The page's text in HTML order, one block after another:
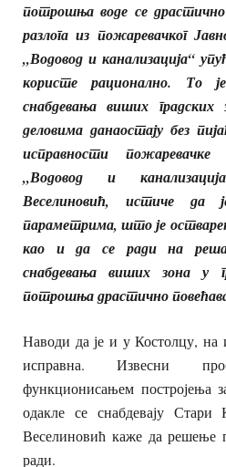
потрошња воде се
разлога из пожаревачког
„Водовод и канализација“
користе рационално. То
снабдевања виших градских
деловима данаостају без
исправности
„Водовод и
Веселиновић, истиче да
параметрима, што је
као и да се ради на
снабдевања виших зона у
потрошња драстично
Наводи да је и у Костолцу, на
исправна. Извесни
функционисањем постројења
одакле се снабдевају
Веселиновић каже да решење
ради.